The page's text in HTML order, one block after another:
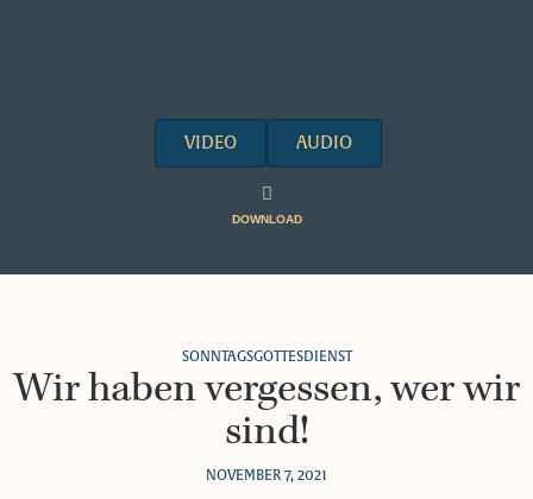
VIDEO AUDIO
DOWNLOAD
SONNTAGSGOTTESDIENST
Wir haben vergessen, wer wir
sind!
NOVEMBER 7, 2021